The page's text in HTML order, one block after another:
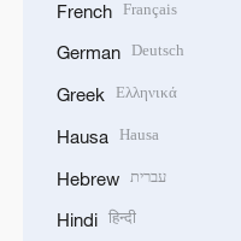
French Français
German Deutsch
Greek Ελληνικά
Hausa Hausa
Hebrew עברית
Hindi हिन्दी